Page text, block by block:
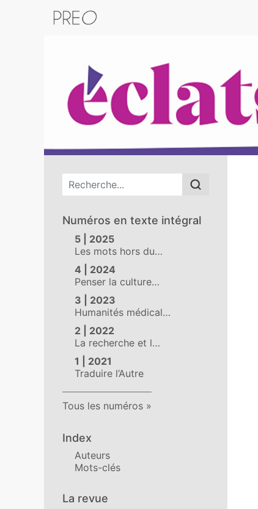
Menu principal
Numéros en texte intégral
5 | 2025
Les mots hors du…
4 | 2024
Penser la culture…
3 | 2023
Humanités médical…
2 | 2022
La recherche et l…
1 | 2021
Traduire l’Autre
Tous les numéros
Index
Auteurs
Mots-clés
La revue